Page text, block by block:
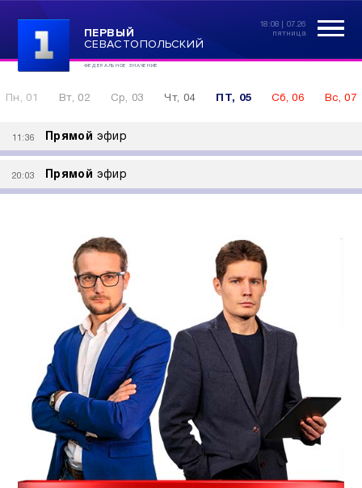
ПЕРВЫЙ
СЕВАСТОПОЛЬСКИЙ
ФЕДЕРАЛЬНОЕ ЗНАЧЕНИЕ
18:08 | 07.26
пятница
Пн, 01 Вт, 02 Ср, 03 Чт, 04 ПТ, 05 Сб, 06 Вс, 07
11:36 Прямой эфир
20:03 Прямой эфир